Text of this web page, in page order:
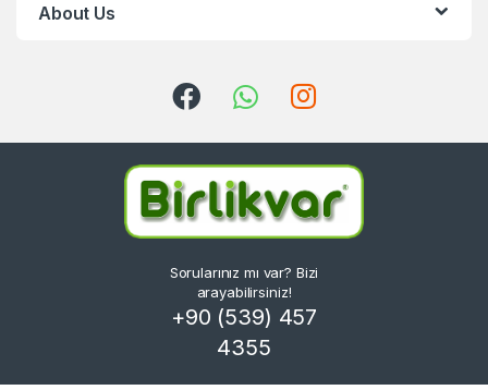
About Us
Sorularınız mı var? Bizi
arayabilirsiniz!
+90 (539) 457
4355